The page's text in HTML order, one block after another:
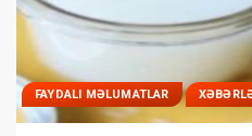
FAYDALI MƏLUMATLAR